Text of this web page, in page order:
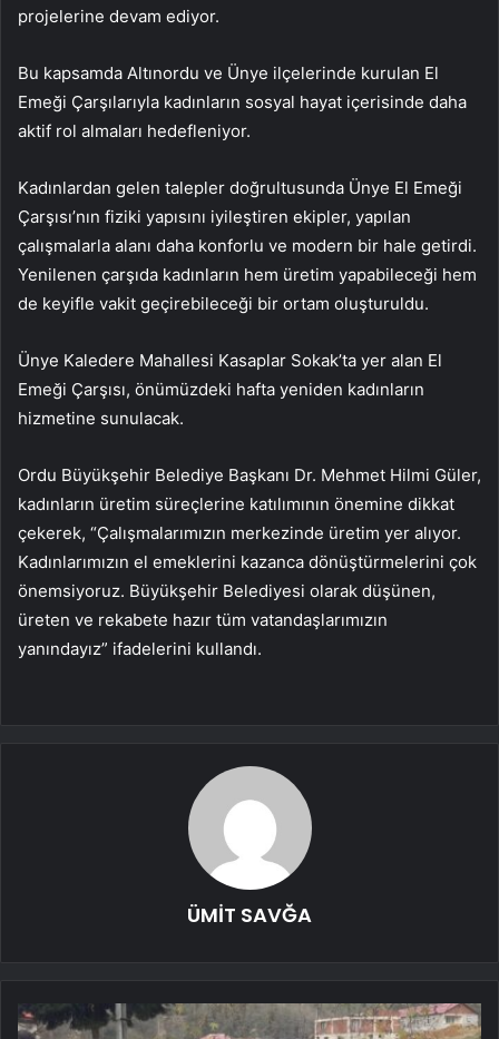
projelerine devam ediyor.
Bu kapsamda Altınordu ve Ünye ilçelerinde kurulan El
Emeği Çarşılarıyla kadınların sosyal hayat içerisinde daha
aktif rol almaları hedefleniyor.
Kadınlardan gelen talepler doğrultusunda Ünye El Emeği
Çarşısı’nın fiziki yapısını iyileştiren ekipler, yapılan
çalışmalarla alanı daha konforlu ve modern bir hale getirdi.
Yenilenen çarşıda kadınların hem üretim yapabileceği hem
de keyifle vakit geçirebileceği bir ortam oluşturuldu.
Ünye Kaledere Mahallesi Kasaplar Sokak’ta yer alan El
Emeği Çarşısı, önümüzdeki hafta yeniden kadınların
hizmetine sunulacak.
Ordu Büyükşehir Belediye Başkanı Dr. Mehmet Hilmi Güler,
kadınların üretim süreçlerine katılımının önemine dikkat
çekerek, “Çalışmalarımızın merkezinde üretim yer alıyor.
Kadınlarımızın el emeklerini kazanca dönüştürmelerini çok
önemsiyoruz. Büyükşehir Belediyesi olarak düşünen,
üreten ve rekabete hazır tüm vatandaşlarımızın
yanındayız” ifadelerini kullandı.
ÜMİT SAVĞA